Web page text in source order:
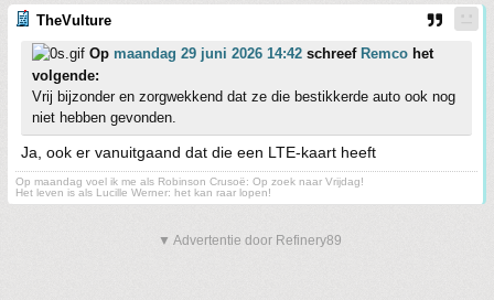
TheVulture
Op maandag 29 juni 2026 14:42 schreef Remco het
volgende:
Vrij bijzonder en zorgwekkend dat ze die bestikkerde auto ook nog
niet hebben gevonden.
Ja, ook er vanuitgaand dat die een LTE-kaart heeft
Op maandag voel ik me als Robinson Crusoë: Op zoek naar Vrijdag!
Het leven is als Lucille Werner: het kan raar lopen!
▼ Advertentie door Refinery89